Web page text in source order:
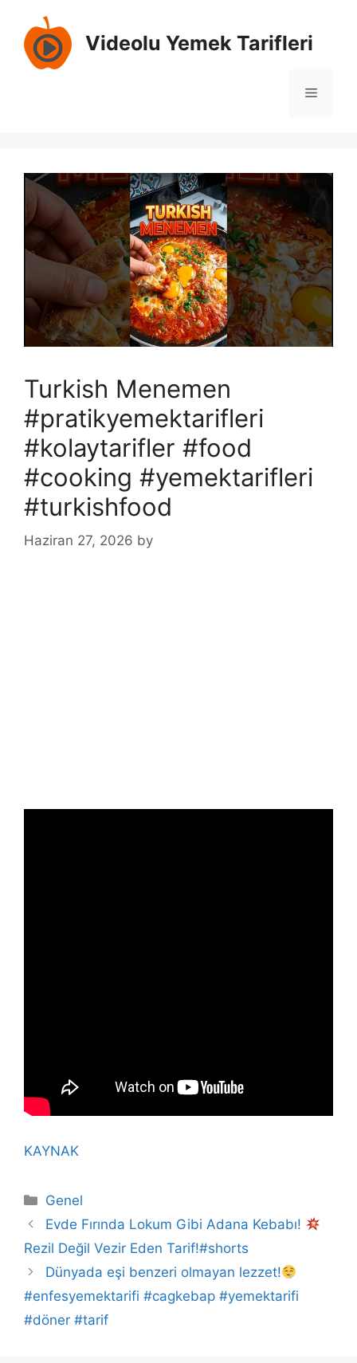
content
Videolu Yemek Tarifleri
Menu
Turkish Menemen
#pratikyemektarifleri
#kolaytarifler #food
#cooking #yemektarifleri
#turkishfood
Haziran 27, 2026 by
KAYNAK
Categories
Genel
Evde Fırında Lokum Gibi Adana Kebabı!
Rezil Değil Vezir Eden Tarif!#shorts
Dünyada eşi benzeri olmayan lezzet!
#enfesyemektarifi #cagkebap #yemektarifi
#döner #tarif